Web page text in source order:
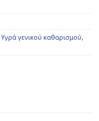
Υγρά γενικού καθαρισμού,